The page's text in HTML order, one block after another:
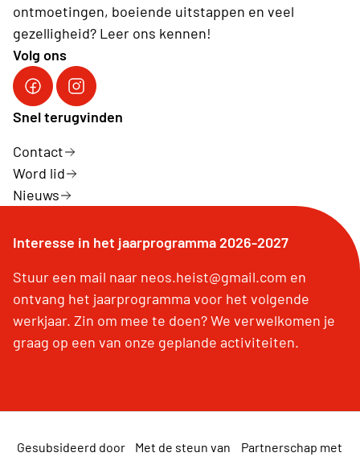
ontmoetingen, boeiende uitstappen en veel
gezelligheid? Leer ons kennen!
Volg ons
Volg ons op Facebook
Volg ons op Instagram
Snel terugvinden
Contact
Word lid
Nieuws
Interesse in het jaarprogramma 2026-2027
Stuur een mail naar neos.heist@gmail.com en
ontvang het jaarprogramma voor het volgende
werkjaar. Zin om mee te doen? We verwelkomen je
graag op een van onze geplande activiteiten.
Gesubsideerd door Met de steun van Partnerschap met